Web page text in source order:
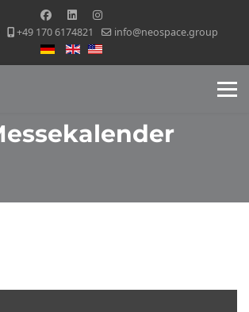
+49 170 6174821
info@neospace.group
Sprache auswählen